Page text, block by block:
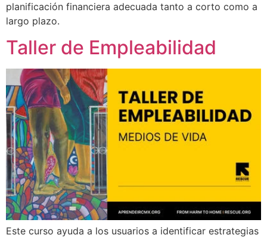
planificación financiera adecuada tanto a corto como a
largo plazo.
Taller de Empleabilidad
Este curso ayuda a los usuarios a identificar estrategias